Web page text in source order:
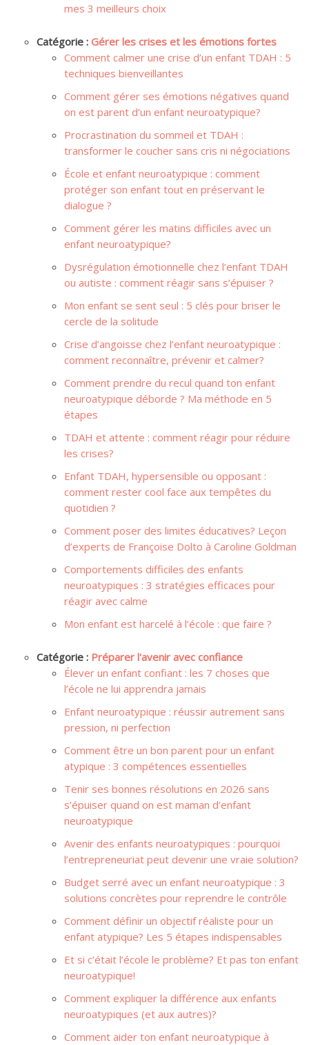
mes 3 meilleurs choix
Catégorie :Gérer les crises et les émotions fortes
Comment calmer une crise d’un enfant TDAH : 5
techniques bienveillantes
Comment gérer ses émotions négatives quand
on est parent d’un enfant neuroatypique?
Procrastination du sommeil et TDAH :
transformer le coucher sans cris ni négociations
École et enfant neuroatypique : comment
protéger son enfant tout en préservant le
dialogue ?
Comment gérer les matins difficiles avec un
enfant neuroatypique?
Dysrégulation émotionnelle chez l’enfant TDAH
ou autiste : comment réagir sans s’épuiser ?
Mon enfant se sent seul : 5 clés pour briser le
cercle de la solitude
Crise d’angoisse chez l’enfant neuroatypique :
comment reconnaître, prévenir et calmer?
Comment prendre du recul quand ton enfant
neuroatypique déborde ? Ma méthode en 5
étapes
TDAH et attente : comment réagir pour réduire
les crises?
Enfant TDAH, hypersensible ou opposant :
comment rester cool face aux tempêtes du
quotidien ?
Comment poser des limites éducatives? Leçon
d’experts de Françoise Dolto à Caroline Goldman
Comportements difficiles des enfants
neuroatypiques : 3 stratégies efficaces pour
réagir avec calme
Mon enfant est harcelé à l’école : que faire ?
Catégorie : Préparer l'avenir avec confiance
Élever un enfant confiant : les 7 choses que
l’école ne lui apprendra jamais
Enfant neuroatypique : réussir autrement sans
pression, ni perfection
Comment être un bon parent pour un enfant
atypique : 3 compétences essentielles
Tenir ses bonnes résolutions en 2026 sans
s’épuiser quand on est maman d’enfant
neuroatypique
Avenir des enfants neuroatypiques : pourquoi
l’entrepreneuriat peut devenir une vraie solution?
Budget serré avec un enfant neuroatypique : 3
solutions concrètes pour reprendre le contrôle
Comment définir un objectif réaliste pour un
enfant atypique? Les 5 étapes indispensables
Et si c’était l’école le problème? Et pas ton enfant
neuroatypique!
Comment expliquer la différence aux enfants
neuroatypiques (et aux autres)?
Comment aider ton enfant neuroatypique à